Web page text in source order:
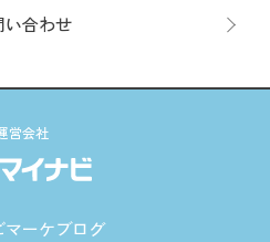
い合わせ
営会社
マーケブログ